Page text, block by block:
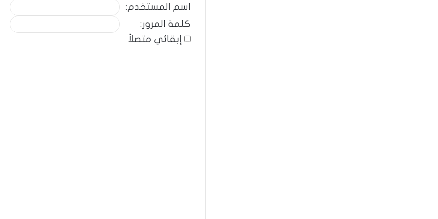
اسم المستخدم:
كلمة المرور:
إبقائي متصلاً